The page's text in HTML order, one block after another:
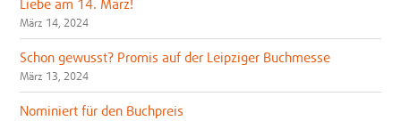
März 14, 2024
Schon gewusst? Promis auf der Leipziger Buchmesse
März 13, 2024
Nominiert für den Buchpreis